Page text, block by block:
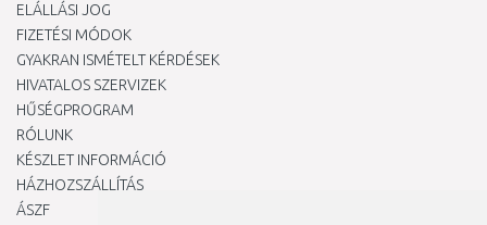
ELÁLLÁSI JOG
FIZETÉSI MÓDOK
GYAKRAN ISMÉTELT KÉRDÉSEK
HIVATALOS SZERVIZEK
HŰSÉGPROGRAM
RÓLUNK
KÉSZLET INFORMÁCIÓ
HÁZHOZSZÁLLÍTÁS
ÁSZF